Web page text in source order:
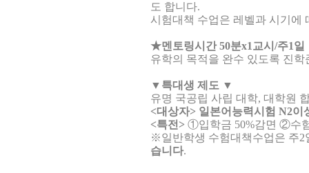
도 합니다.
시험대책 수업은 레벨과 시기에
★멘토링시간 50분x1교시/주1일
유학의 목적을 완수 있도록 진
▼특대생 제도 ▼
유명 국공립 사립 대학, 대학원
<대상자> 일본어능력시험 N2이
<특전> ①입학금 50%감면 ②수
※일반학생 수험대책수업은 주2
습니다.